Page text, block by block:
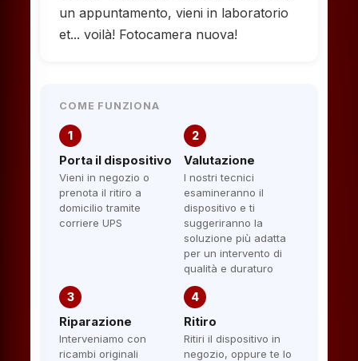
un appuntamento, vieni in laboratorio
et... voilà! Fotocamera nuova!
COME FUNZIONA
1
Porta il dispositivo
Vieni in negozio o
prenota il ritiro a
domicilio tramite
corriere UPS
2
Valutazione
I nostri tecnici
esamineranno il
dispositivo e ti
suggeriranno la
soluzione più adatta
per un intervento di
qualità e duraturo
3
Riparazione
Interveniamo con
ricambi originali
4
Ritiro
Ritiri il dispositivo in
negozio, oppure te lo